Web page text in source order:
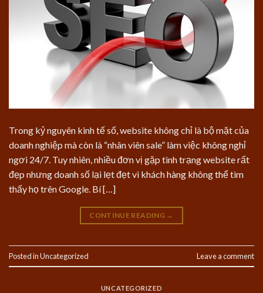
Trong kỷ nguyên kinh tế số, website không chỉ là bộ mặt của
doanh nghiệp mà còn là “nhân viên sale” làm việc không nghỉ
ngơi 24/7. Tuy nhiên, nhiều đơn vị gặp tình trạng website rất
đẹp nhưng doanh số lại lẹt đẹt vì khách hàng không thể tìm
thấy họ trên Google. Bí […]
CONTINUE READING →
Posted inUncategorized Leave a comment
UNCATEGORIZED